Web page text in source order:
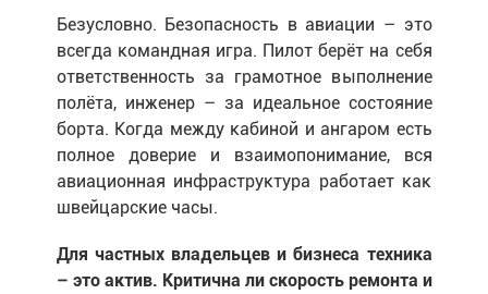
Безусловно. Безопасность в авиации – это
всегда командная игра. Пилот берёт на себя
ответственность за грамотное выполнение
полёта, инженер – за идеальное состояние
борта. Когда между кабиной и ангаром есть
полное доверие и взаимопонимание, вся
авиационная инфраструктура работает как
швейцарские часы.
Для частных владельцев и бизнеса техника
– это актив. Критична ли скорость ремонта и